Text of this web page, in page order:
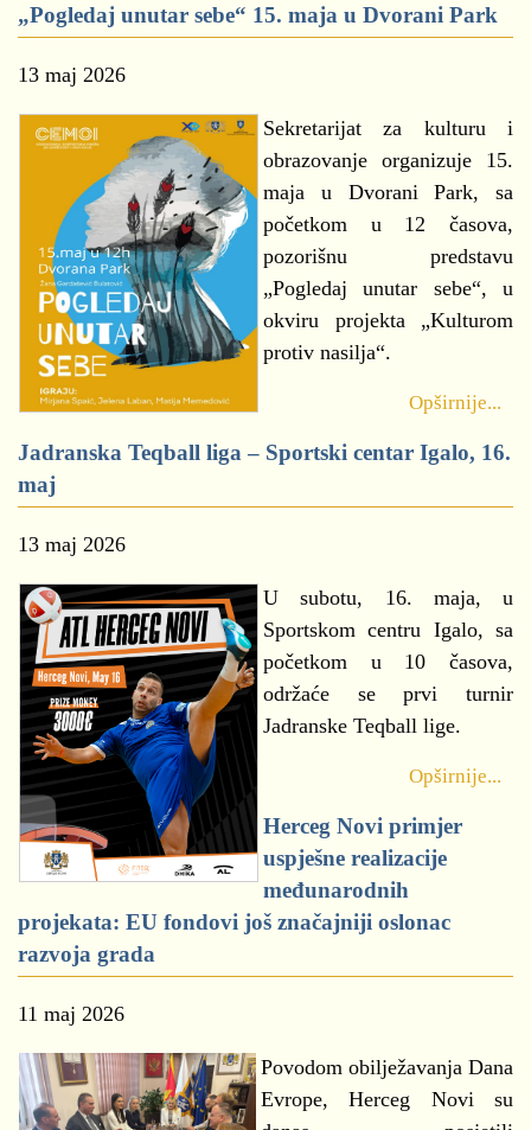
„Pogledaj unutar sebe“ 15. maja u Dvorani Park
13 maj 2026
Sekretarijat za kulturu i
obrazovanje organizuje 15.
maja u Dvorani Park, sa
početkom u 12 časova,
pozorišnu predstavu
„Pogledaj unutar sebe“, u
okviru projekta „Kulturom
protiv nasilja“.
Opširnije...
Jadranska Teqball liga – Sportski centar Igalo, 16.
maj
13 maj 2026
U subotu, 16. maja, u
Sportskom centru Igalo, sa
početkom u 10 časova,
održaće se prvi turnir
Jadranske Teqball lige.
Opširnije...
Herceg Novi primjer
uspješne realizacije
međunarodnih
projekata: EU fondovi još značajniji oslonac
razvoja grada
11 maj 2026
Povodom obilježavanja Dana
Evrope, Herceg Novi su